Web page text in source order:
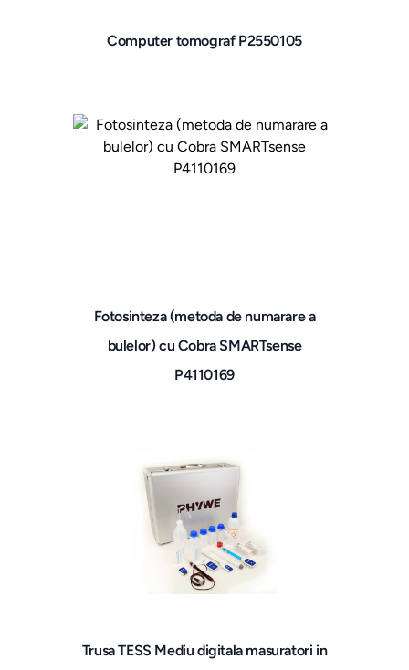
Computer tomograf P2550105
Fotosinteza (metoda de numarare a
bulelor) cu Cobra SMARTsense
P4110169
Trusa TESS Mediu digitala masuratori in